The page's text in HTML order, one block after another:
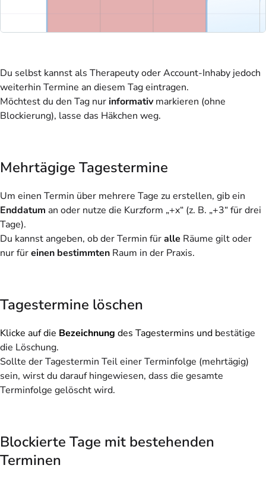
Du selbst kannst als Therapeuty oder Account-Inhaby jedoch
weiterhin Termine an diesem Tag eintragen.
Möchtest du den Tag nur informativmarkieren (ohne
Blockierung), lasse das Häkchen weg.
Mehrtägige Tagestermine
Um einen Termin über mehrere Tage zu erstellen, gib ein
Enddatum an oder nutze die Kurzform „+x“ (z. B. „+3“ für drei
Tage).
Du kannst angeben, ob der Termin füralle Räume gilt oder
nur füreinen bestimmten Raum in der Praxis.
Tagestermine löschen
Klicke auf die Bezeichnung des Tagestermins und bestätige
die Löschung.
Sollte der Tagestermin Teil einer Terminfolge (mehrtägig)
sein, wirst du darauf hingewiesen, dass die gesamte
Terminfolge gelöscht wird.
Blockierte Tage mit bestehenden
Terminen